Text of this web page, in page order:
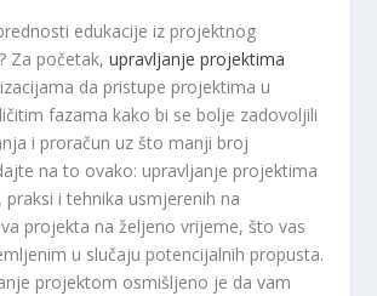
edukacije iz projektnog
Za početak,upravljanje projektima
da pristupe projektima u
fazama kako bi se bolje zadovoljili
i proračun uz što manji broj
na to ovako: upravljanje projektima
praksi i tehnika usmjerenih na
projekta na željeno vrijeme, što vas
u slučaju potencijalnih propusta.
projektom osmišljeno je da vam